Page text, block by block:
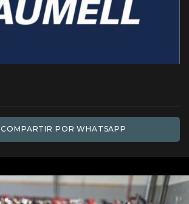
COMPARTIR POR WHATSAPP